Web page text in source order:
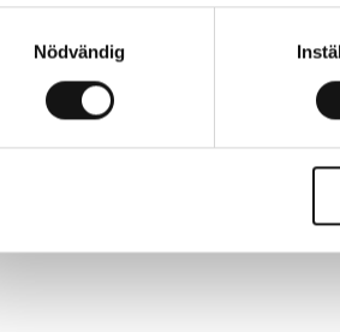
Nödvändig
att förbättra ledande egenskaper
vid utmatningen